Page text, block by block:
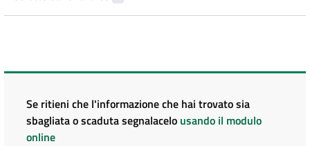
Se ritieni che l'informazione che hai trovato sia
sbagliata o scaduta segnalacelo usando il modulo
online